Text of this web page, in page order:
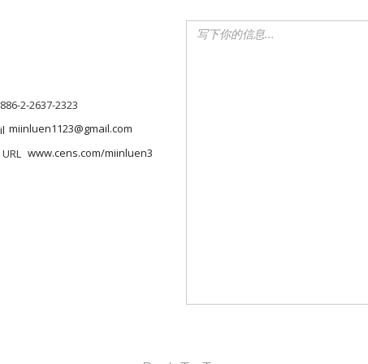
886-2-2637-2323
miinluen1123@gmail.com
www.cens.com/miinluen3